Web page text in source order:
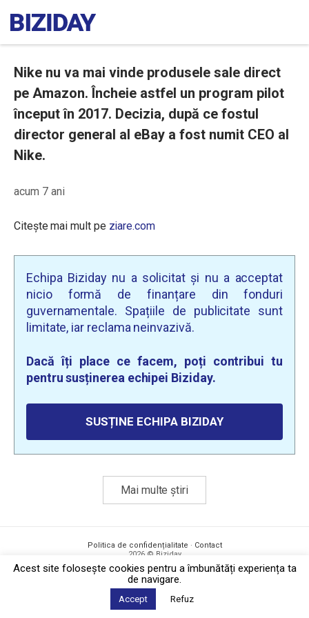
Nike nu va mai vinde produsele sale direct
pe Amazon. Încheie astfel un program pilot
început în 2017. Decizia, după ce fostul
director general al eBay a fost numit CEO al
Nike.
acum 7 ani
Citește mai mult pe ziare.com
Echipa Biziday nu a solicitat și nu a acceptat
nicio formă de finanțare din fonduri
guvernamentale. Spațiile de publicitate sunt
limitate, iar reclama neinvazivă.
Dacă îți place ce facem, poți contribui tu
pentru susținerea echipei Biziday.
SUSȚINE ECHIPA BIZIDAY
Mai multe știri
Politica de confidențialitate · Contact
2026 © Biziday
Acest site foloseşte cookies pentru a îmbunătăți experiența ta
de navigare.
Accept Refuz